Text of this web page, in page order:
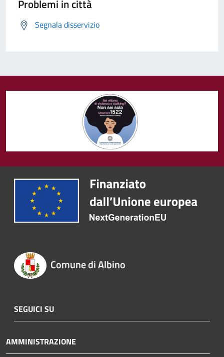
Problemi in città
Segnala disservizio
Comune di Albino
SEGUICI SU
AMMINISTRAZIONE